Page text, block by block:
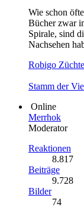
Wie schon
Bücher zwar
Spirale, sind
Nachsehen
Robigo
Stamm der
Online
Merrhok
Moderator
Reaktionen
8.817
Beiträge
9.728
Bilder
74